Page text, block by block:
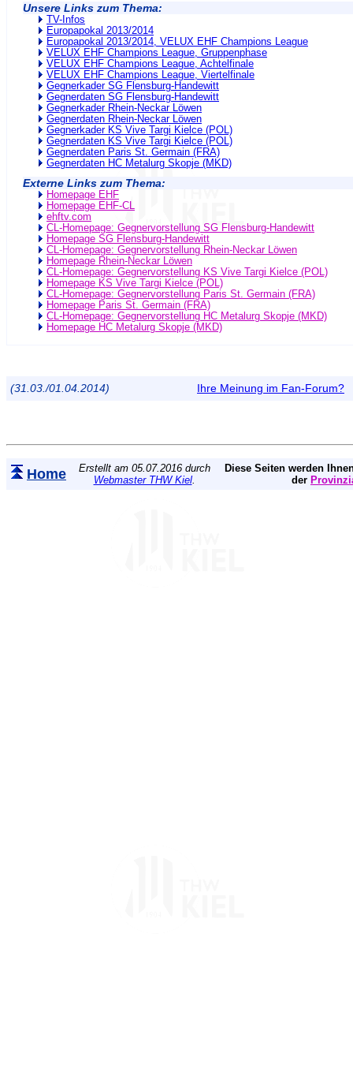
Unsere Links zum Thema:
TV-Infos
Europapokal 2013/2014
Europapokal 2013/2014, VELUX EHF Champions League
VELUX EHF Champions League, Gruppenphase
VELUX EHF Champions League, Achtelfinale
VELUX EHF Champions League, Viertelfinale
Gegnerkader SG Flensburg-Handewitt
Gegnerdaten SG Flensburg-Handewitt
Gegnerkader Rhein-Neckar Löwen
Gegnerdaten Rhein-Neckar Löwen
Gegnerkader KS Vive Targi Kielce (POL)
Gegnerdaten KS Vive Targi Kielce (POL)
Gegnerdaten Paris St. Germain (FRA)
Gegnerdaten HC Metalurg Skopje (MKD)
Externe Links zum Thema:
Homepage EHF
Homepage EHF-CL
ehftv.com
CL-Homepage: Gegnervorstellung SG Flensburg-Handewitt
Homepage SG Flensburg-Handewitt
CL-Homepage: Gegnervorstellung Rhein-Neckar Löwen
Homepage Rhein-Neckar Löwen
CL-Homepage: Gegnervorstellung KS Vive Targi Kielce (POL)
Homepage KS Vive Targi Kielce (POL)
CL-Homepage: Gegnervorstellung Paris St. Germain (FRA)
Homepage Paris St. Germain (FRA)
CL-Homepage: Gegnervorstellung HC Metalurg Skopje (MKD)
Homepage HC Metalurg Skopje (MKD)
(31.03./01.04.2014) Ihre Meinung im Fan-Forum?
Home
Erstellt am 05.07.2016 durch
Webmaster THW Kiel.
Diese Seiten werden
der